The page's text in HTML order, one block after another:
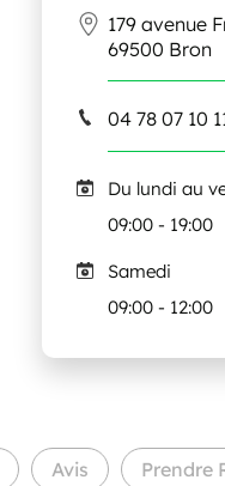
179 avenue
69500 Bron
04 78 07 10
Du lundi au
09:00 - 19:00
Samedi
09:00 - 12:00
Avis Prendre